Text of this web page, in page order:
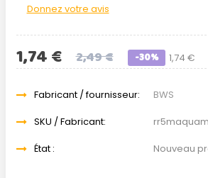
Donnez votre avis
1,74 €
1,74 € 2,49 € -30%
Fabricant / fournisseur:
BWS
SKU / Fabricant:
État :
Nouveau